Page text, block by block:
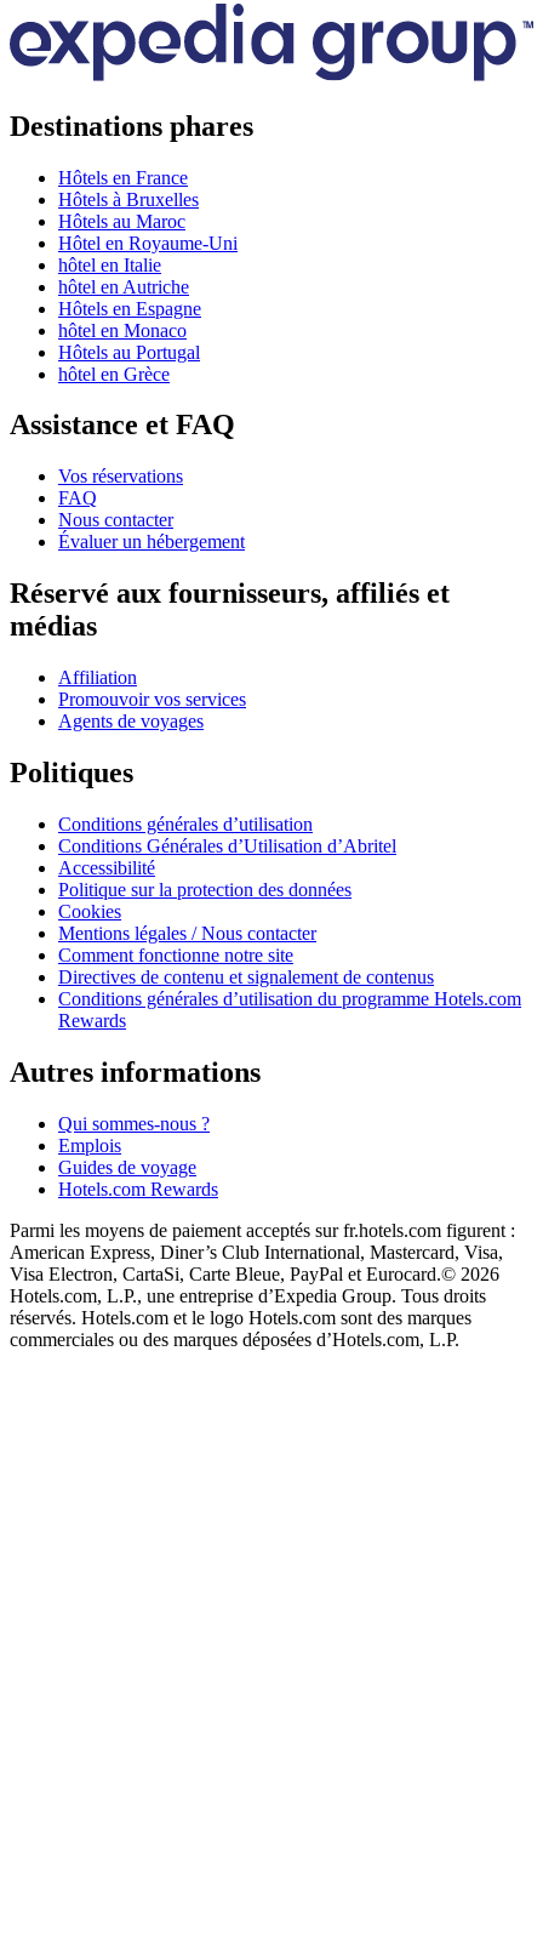
Destinations phares
Hôtels en France
Hôtels à Bruxelles
Hôtels au Maroc
Hôtel en Royaume-Uni
hôtel en Italie
hôtel en Autriche
Hôtels en Espagne
hôtel en Monaco
Hôtels au Portugal
hôtel en Grèce
Assistance et FAQ
Vos réservations
FAQ
Nous contacter
Évaluer un hébergement
Réservé aux fournisseurs, affiliés et
médias
Affiliation
Promouvoir vos services
Agents de voyages
Politiques
Conditions générales d’utilisation
Conditions Générales d’Utilisation d’Abritel
Accessibilité
Politique sur la protection des données
Cookies
Mentions légales / Nous contacter
Comment fonctionne notre site
Directives de contenu et signalement de contenus
Conditions générales d’utilisation du programme Hotels.com
Rewards
Autres informations
Qui sommes-nous ?
Emplois
Guides de voyage
Hotels.com Rewards
Parmi les moyens de paiement acceptés sur fr.hotels.com figurent :
American Express, Diner’s Club International, Mastercard, Visa,
Visa Electron, CartaSi, Carte Bleue, PayPal et Eurocard.© 2026
Hotels.com, L.P., une entreprise d’Expedia Group. Tous droits
réservés. Hotels.com et le logo Hotels.com sont des marques
commerciales ou des marques déposées d’Hotels.com, L.P.